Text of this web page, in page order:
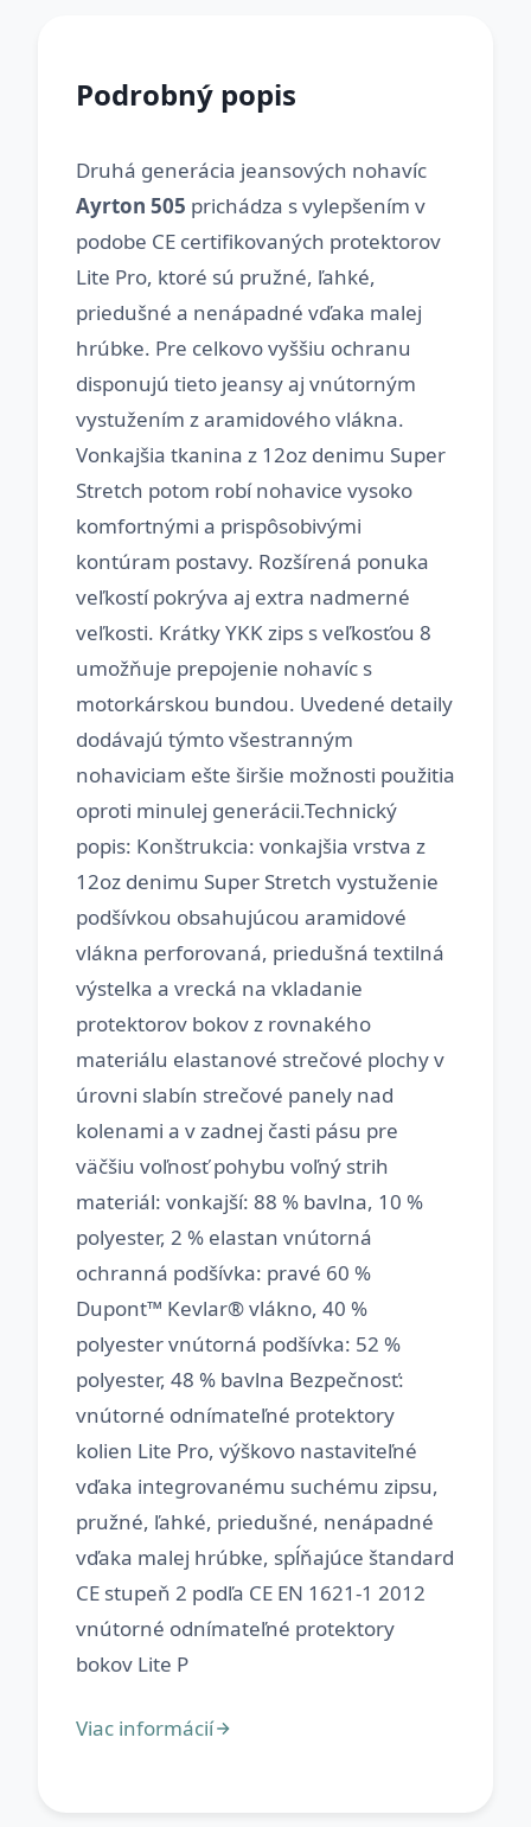
Podrobný popis
Druhá generácia jeansových nohavíc
Ayrton 505 prichádza s vylepšením v
podobe CE certifikovaných protektorov
Lite Pro, ktoré sú pružné, ľahké,
priedušné a nenápadné vďaka malej
hrúbke. Pre celkovo vyššiu ochranu
disponujú tieto jeansy aj vnútorným
vystužením z aramidového vlákna.
Vonkajšia tkanina z 12oz denimu Super
Stretch potom robí nohavice vysoko
komfortnými a prispôsobivými
kontúram postavy. Rozšírená ponuka
veľkostí pokrýva aj extra nadmerné
veľkosti. Krátky YKK zips s veľkosťou 8
umožňuje prepojenie nohavíc s
motorkárskou bundou. Uvedené detaily
dodávajú týmto všestranným
nohaviciam ešte širšie možnosti použitia
oproti minulej generácii.Technický
popis: Konštrukcia: vonkajšia vrstva z
12oz denimu Super Stretch vystuženie
podšívkou obsahujúcou aramidové
vlákna perforovaná, priedušná textilná
výstelka a vrecká na vkladanie
protektorov bokov z rovnakého
materiálu elastanové strečové plochy v
úrovni slabín strečové panely nad
kolenami a v zadnej časti pásu pre
väčšiu voľnosť pohybu voľný strih
materiál: vonkajší: 88 % bavlna, 10 %
polyester, 2 % elastan vnútorná
ochranná podšívka: pravé 60 %
Dupont™ Kevlar® vlákno, 40 %
polyester vnútorná podšívka: 52 %
polyester, 48 % bavlna Bezpečnosť:
vnútorné odnímateľné protektory
kolien Lite Pro, výškovo nastaviteľné
vďaka integrovanému suchému zipsu,
pružné, ľahké, priedušné, nenápadné
vďaka malej hrúbke, spĺňajúce štandard
CE stupeň 2 podľa CE EN 1621-1 2012
vnútorné odnímateľné protektory